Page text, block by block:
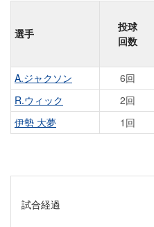
選手
投球
回数
A.ジャクソン 6回
R.ウィック
2回
伊勢 大夢
1回
試合経過